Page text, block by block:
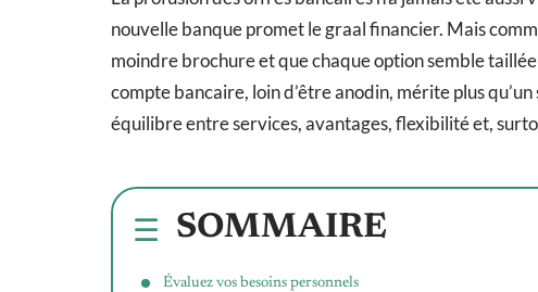
nouvelle banque promet le graal financier. Mais
moindre brochure et que chaque option semble taillée
compte bancaire, loin d’être anodin, mérite plus
équilibre entre services, avantages, flexibilité et,
SOMMAIRE
Évaluez vos besoins personnels